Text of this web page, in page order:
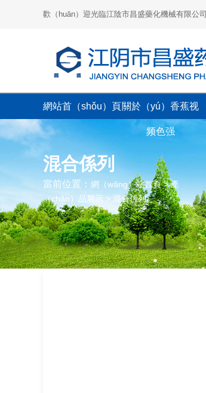
歡（huān）迎光臨江陰市昌盛藥化機械有限公司
網站首（shǒu）頁關於（yú）香蕉视
频色强
混合係列
當前位置： 網（wǎng）站首頁>產
（chǎn）品展示 > 混合係列